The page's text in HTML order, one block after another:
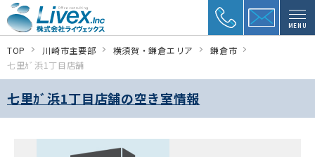
MENU
TOP 川崎市主要部 横須賀・鎌倉エリア
鎌倉市
七里ｶﾞ浜1丁目店舗
七里ｶﾞ浜1丁目店舗の空き室情報